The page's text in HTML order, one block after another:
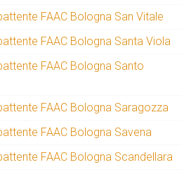
FAAC Bologna San Vitale
FAAC Bologna Santa Viola
FAAC Bologna Santo
FAAC Bologna Saragozza
FAAC Bologna Savena
FAAC Bologna Scandellara